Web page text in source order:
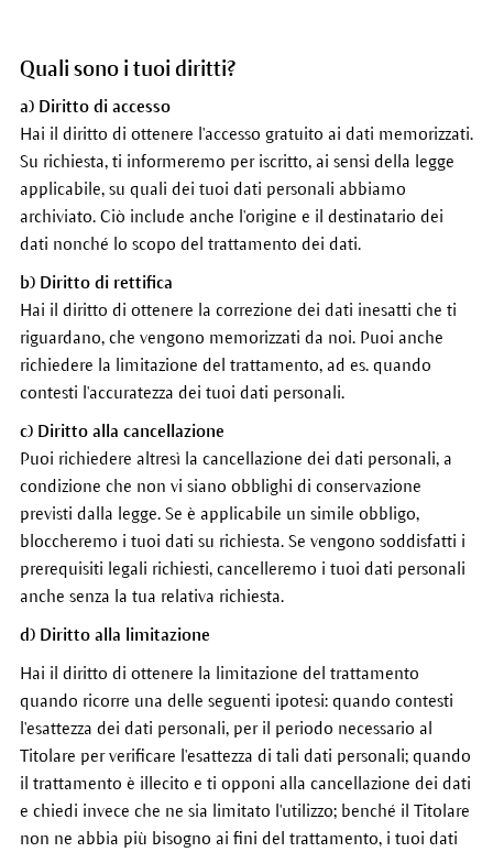
Quali sono i tuoi diritti?
a) Diritto di accesso
Hai il diritto di ottenere l'accesso gratuito ai dati memorizzati.
Su richiesta, ti informeremo per iscritto, ai sensi della legge
applicabile, su quali dei tuoi dati personali abbiamo
archiviato. Ciò include anche l'origine e il destinatario dei
dati nonché lo scopo del trattamento dei dati.
b) Diritto di rettifica
Hai il diritto di ottenere la correzione dei dati inesatti che ti
riguardano, che vengono memorizzati da noi. Puoi anche
richiedere la limitazione del trattamento, ad es. quando
contesti l'accuratezza dei tuoi dati personali.
c) Diritto alla cancellazione
Puoi richiedere altresì la cancellazione dei dati personali, a
condizione che non vi siano obblighi di conservazione
previsti dalla legge. Se è applicabile un simile obbligo,
bloccheremo i tuoi dati su richiesta. Se vengono soddisfatti i
prerequisiti legali richiesti, cancelleremo i tuoi dati personali
anche senza la tua relativa richiesta.
d) Diritto alla limitazione
Hai il diritto di ottenere la limitazione del trattamento
quando ricorre una delle seguenti ipotesi: quando contesti
l'esattezza dei dati personali, per il periodo necessario al
Titolare per verificare l'esattezza di tali dati personali; quando
il trattamento è illecito e ti opponi alla cancellazione dei dati
e chiedi invece che ne sia limitato l'utilizzo; benché il Titolare
non ne abbia più bisogno ai fini del trattamento, i tuoi dati